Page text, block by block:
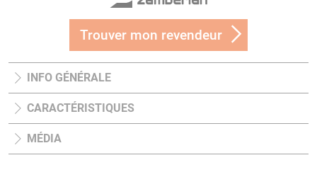
Trouver mon revendeur
INFO GÉNÉRALE
CARACTÉRISTIQUES
MÉDIA